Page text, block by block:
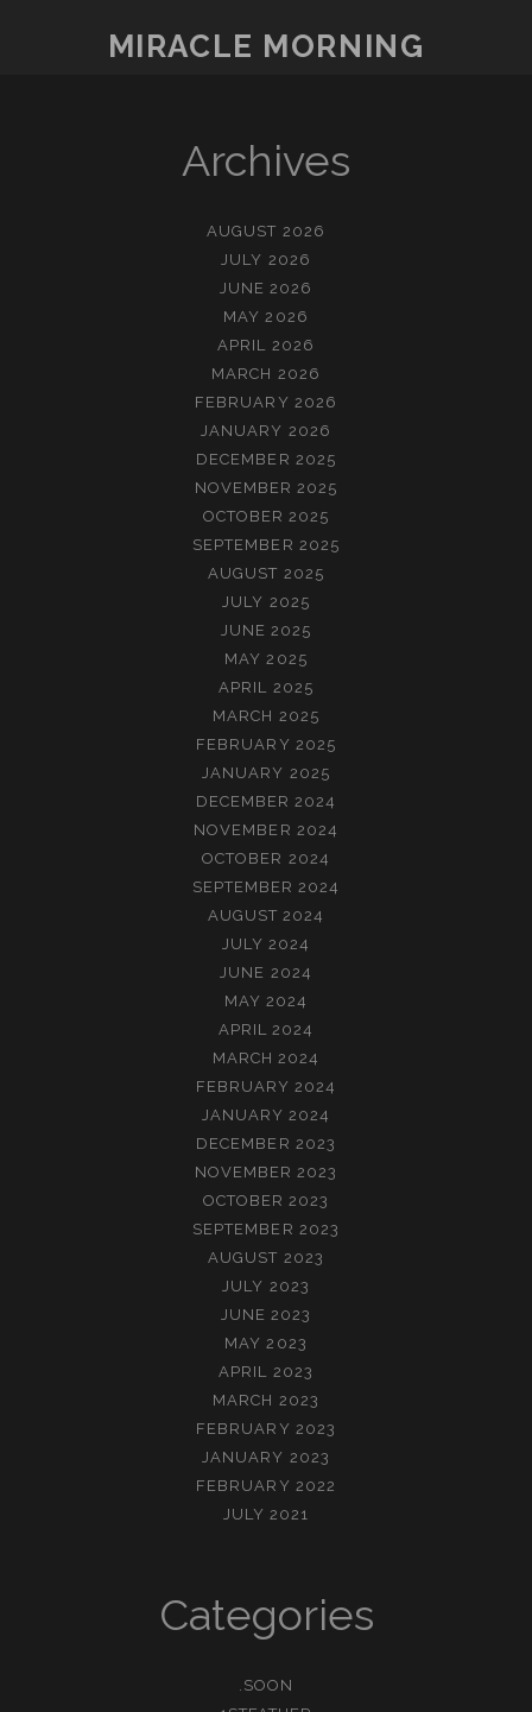
MIRACLE MORNING
Archives
AUGUST 2026
JULY 2026
JUNE 2026
MAY 2026
APRIL 2026
MARCH 2026
FEBRUARY 2026
JANUARY 2026
DECEMBER 2025
NOVEMBER 2025
OCTOBER 2025
SEPTEMBER 2025
AUGUST 2025
JULY 2025
JUNE 2025
MAY 2025
APRIL 2025
MARCH 2025
FEBRUARY 2025
JANUARY 2025
DECEMBER 2024
NOVEMBER 2024
OCTOBER 2024
SEPTEMBER 2024
AUGUST 2024
JULY 2024
JUNE 2024
MAY 2024
APRIL 2024
MARCH 2024
FEBRUARY 2024
JANUARY 2024
DECEMBER 2023
NOVEMBER 2023
OCTOBER 2023
SEPTEMBER 2023
AUGUST 2023
JULY 2023
JUNE 2023
MAY 2023
APRIL 2023
MARCH 2023
FEBRUARY 2023
JANUARY 2023
FEBRUARY 2022
JULY 2021
Categories
.SOON